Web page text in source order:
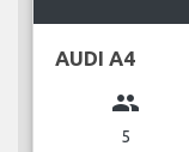
AUDI A4
group
5